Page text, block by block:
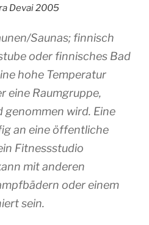
Devai 2005
Saunas; finnisch
oder finnisches Bad
hohe Temperatur
eine Raumgruppe,
genommen wird. Eine
an eine öffentliche
Fitnessstudio
mit anderen
oder einem
sein.